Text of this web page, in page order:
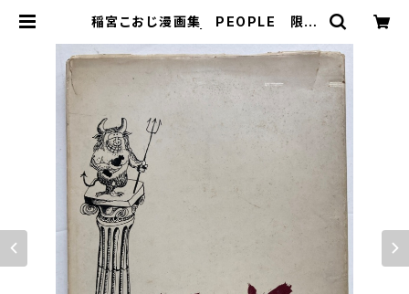
稲宮こおじ漫画集 PEOPLE 限定